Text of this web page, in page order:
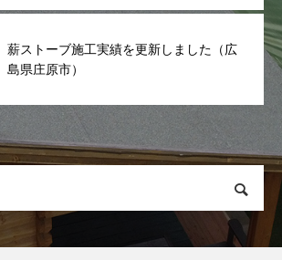
薪ストーブ施工実績を更新しました（広
島県庄原市）